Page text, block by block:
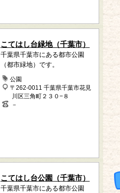
こてはし台緑地（千葉市）
千葉県千葉市にある都市公園
（都市緑地）です。
公園
〒262-0011 千葉県千葉市花見
川区三角町２３０−８
－
こてはし台公園（千葉市）
千葉県千葉市にある都市公園